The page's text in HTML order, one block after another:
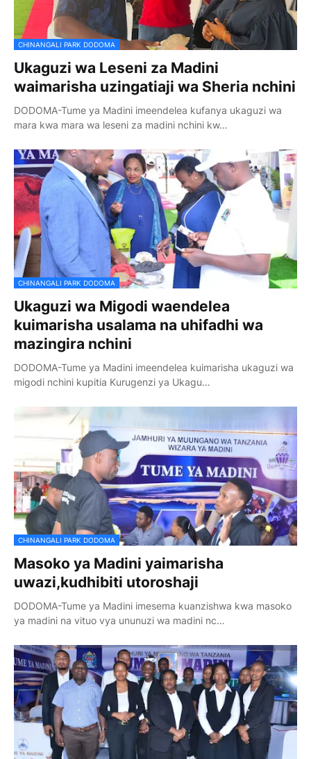
CHINANGALI PARK DODOMA
Ukaguzi wa Leseni za Madini
waimarisha uzingatiaji wa Sheria nchini
DODOMA-Tume ya Madini imeendelea kufanya ukaguzi wa
mara kwa mara wa leseni za madini nchini kw…
CHINANGALI PARK DODOMA
Ukaguzi wa Migodi waendelea
kuimarisha usalama na uhifadhi wa
mazingira nchini
DODOMA-Tume ya Madini imeendelea kuimarisha ukaguzi wa
migodi nchini kupitia Kurugenzi ya Ukagu…
CHINANGALI PARK DODOMA
Masoko ya Madini yaimarisha
uwazi,kudhibiti utoroshaji
DODOMA-Tume ya Madini imesema kuanzishwa kwa masoko
ya madini na vituo vya ununuzi wa madini nc…